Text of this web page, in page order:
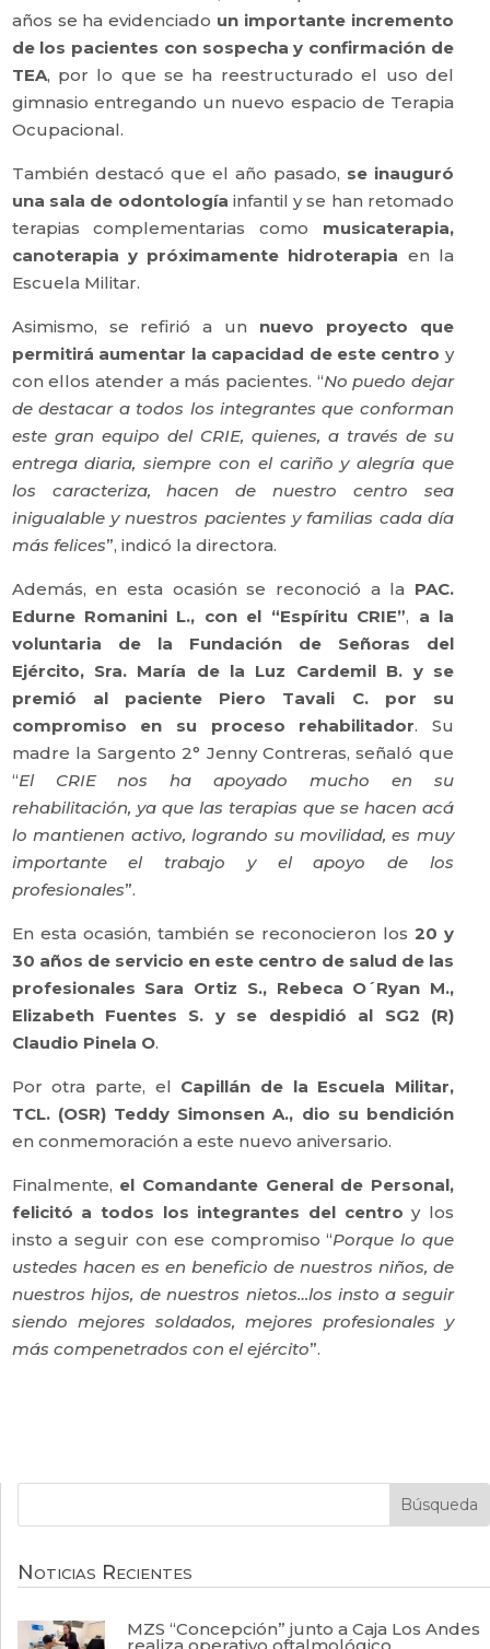
años se ha evidenciado un importante incremento
de los pacientes con sospecha y confirmación de
TEA, por lo que se ha reestructurado el uso del
gimnasio entregando un nuevo espacio de Terapia
Ocupacional.
También destacó que el año pasado, se inauguró
una sala de odontología infantil y se han retomado
terapias complementarias como musicaterapia,
canoterapia y próximamente hidroterapia en la
Escuela Militar.
Asimismo, se refirió a un nuevo proyecto que
permitirá aumentar la capacidad de este centro y
con ellos atender a más pacientes. “No puedo dejar
de destacar a todos los integrantes que conforman
este gran equipo del CRIE, quienes, a través de su
entrega diaria, siempre con el cariño y alegría que
los caracteriza, hacen de nuestro centro sea
inigualable y nuestros pacientes y familias cada día
más felices”, indicó la directora.
Además, en esta ocasión se reconoció a la PAC.
Edurne Romanini L., con el “Espíritu CRIE”, a la
voluntaria de la Fundación de Señoras del
Ejército, Sra. María de la Luz Cardemil B. y se
premió al paciente Piero Tavali C. por su
compromiso en su proceso rehabilitador. Su
madre la Sargento 2° Jenny Contreras, señaló que
“El CRIE nos ha apoyado mucho en su
rehabilitación, ya que las terapias que se hacen acá
lo mantienen activo, logrando su movilidad, es muy
importante el trabajo y el apoyo de los
profesionales”.
En esta ocasión, también se reconocieron los 20 y
30 años de servicio en este centro de salud de las
profesionales Sara Ortiz S., Rebeca O´Ryan M.,
Elizabeth Fuentes S. y se despidió al SG2 (R)
Claudio Pinela O.
Por otra parte, el Capillán de la Escuela Militar,
TCL. (OSR) Teddy Simonsen A., dio su bendición
en conmemoración a este nuevo aniversario.
Finalmente, el Comandante General de Personal,
felicitó a todos los integrantes del centro y los
insto a seguir con ese compromiso “Porque lo que
ustedes hacen es en beneficio de nuestros niños, de
nuestros hijos, de nuestros nietos…los insto a seguir
siendo mejores soldados, mejores profesionales y
más compenetrados con el ejército”.
Noticias Recientes
MZS “Concepción” junto a Caja Los Andes